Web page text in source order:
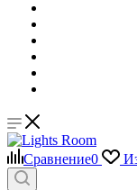
Сравнение0